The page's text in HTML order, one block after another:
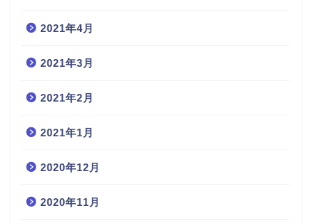
2021年4月
2021年3月
2021年2月
2021年1月
2020年12月
2020年11月